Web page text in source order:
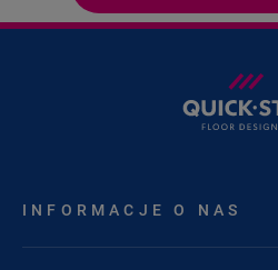
INFORMACJE O NAS